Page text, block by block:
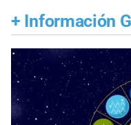
+ Información